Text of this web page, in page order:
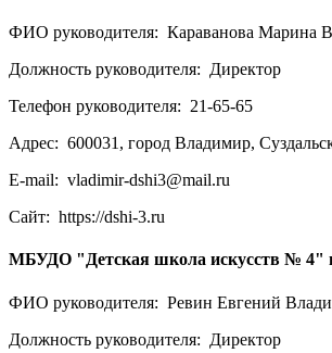
ФИО руководителя: Караванова Марина
Должность руководителя: Директор
Телефон руководителя: 21-65-65
Адрес: 600031, город Владимир,
E-mail: vladimir-dshi3@mail.ru
Сайт: https://dshi-3.ru
МБУДО "Детская школа искусств № 4"
ФИО руководителя: Ревин Евгений
Должность руководителя: Директор